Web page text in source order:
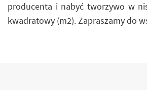
producenta i nabyć tworzywo w
kwadratowy (m2). Zapraszamy do